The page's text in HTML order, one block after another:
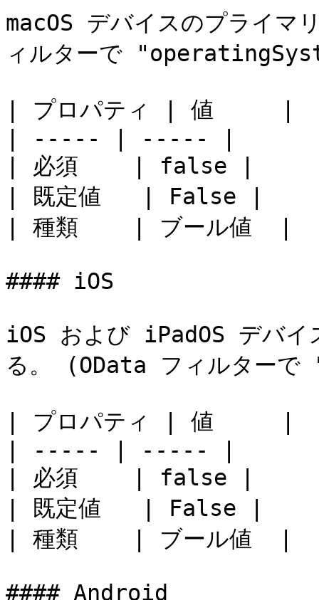
macOS デバイスのプライ
ィルターで
| プロパティ | 値     |
| ----- | ----- |
| 必須    | false |
| 既定値   | False |
| 種類    | ブール値  |
#### iOS
iOS および iPadOS デバイ
る。 (OData フィルター
| プロパティ | 値     |
| ----- | ----- |
| 必須    | false |
| 既定値   | False |
| 種類    | ブール値  |
#### Android